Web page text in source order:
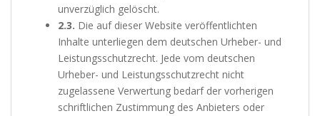
unverzüglich gelöscht.
2.3. Die auf dieser Website veröffentlichten
Inhalte unterliegen dem deutschen Urheber- und
Leistungsschutzrecht. Jede vom deutschen
Urheber- und Leistungsschutzrecht nicht
zugelassene Verwertung bedarf der vorherigen
schriftlichen Zustimmung des Anbieters oder